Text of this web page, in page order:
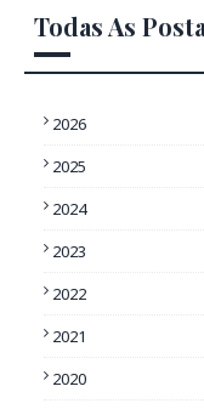
Todas As
2026
2025
2024
2023
2022
2021
2020